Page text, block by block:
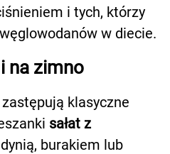
i tych, którzy
w diecie.
na zimno
klasyczne
sałat z
burakiem lub